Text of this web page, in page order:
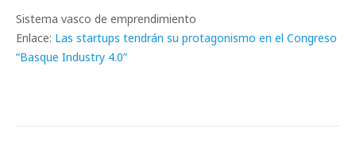
Sistema vasco de emprendimiento
Enlace: Las startups tendrán su protagonismo en el Congreso
“Basque Industry 4.0”